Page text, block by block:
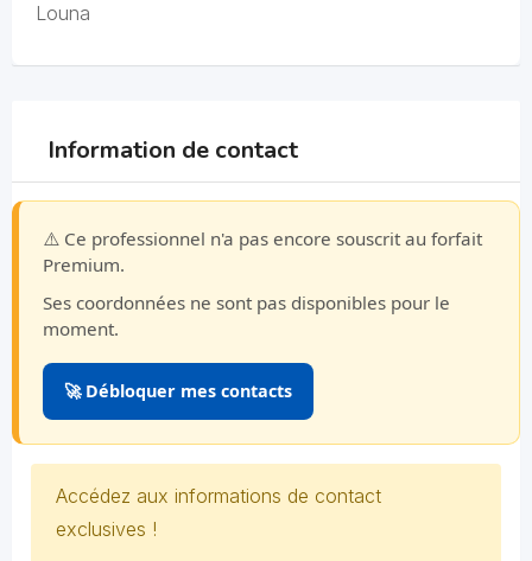
Louna
Information de contact
⚠️ Ce professionnel n'a pas encore souscrit au forfait
Premium.
Ses coordonnées ne sont pas disponibles pour le
moment.
🚀 Débloquer mes contacts
Accédez aux informations de contact
exclusives !